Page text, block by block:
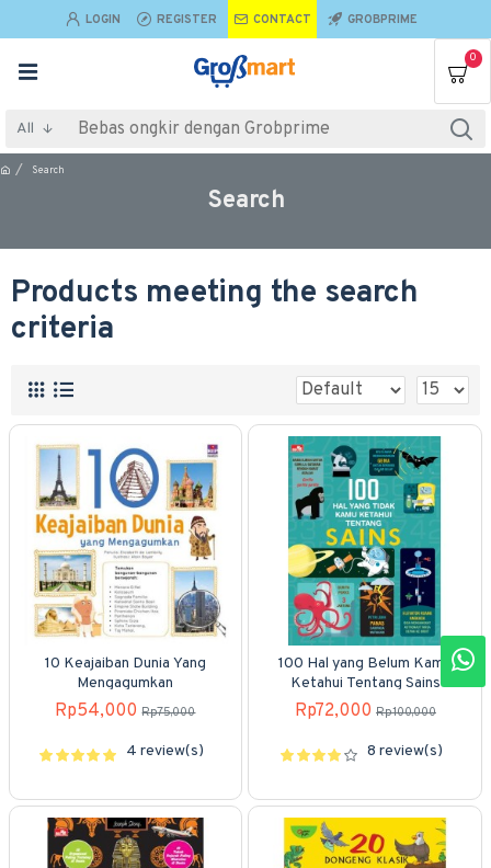
LOGIN REGISTER CONTACT GROBPRIME
0
All
Search
Search
Products meeting the search
criteria
10 Keajaiban Dunia Yang
Mengagumkan
Rp54,000 Rp75,000
4 review(s)
100 Hal yang Belum Kamu
Ketahui Tentang Sains
Rp72,000 Rp100,000
8 review(s)